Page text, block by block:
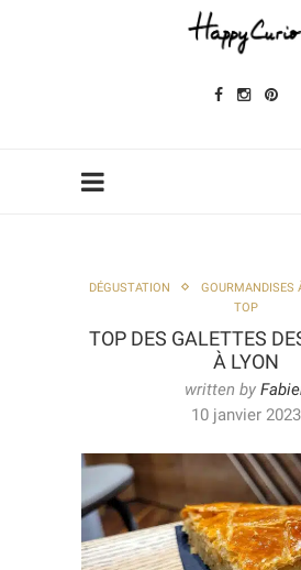
DÉGUSTATION
GOURMANDISES
TOP
TOP DES GALETTES
À LYON
written by
10 janvier 2023